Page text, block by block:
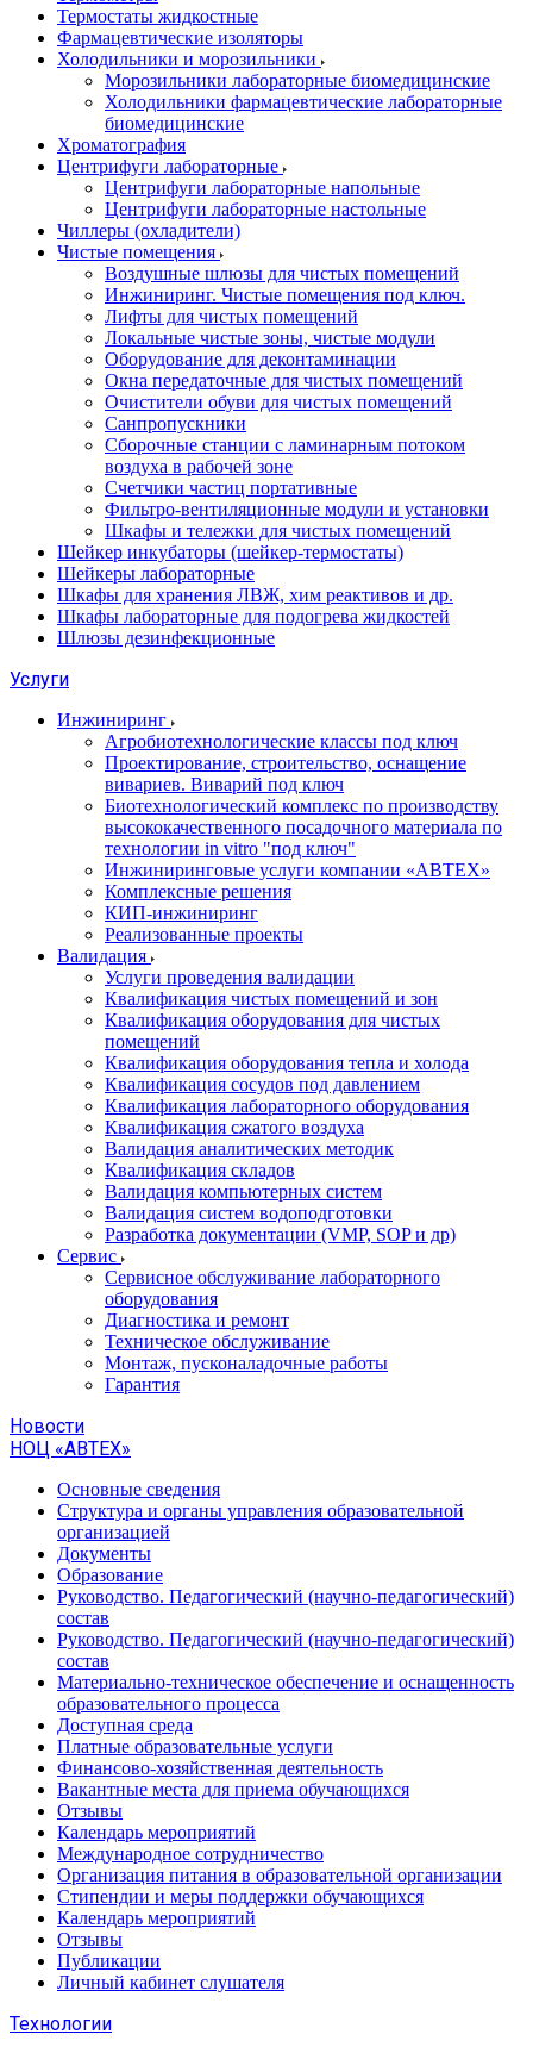
Термостаты жидкостные
Фармацевтические изоляторы
Холодильники и морозильники
Морозильники лабораторные биомедицинские
Холодильники фармацевтические лабораторные
биомедицинские
Хроматография
Центрифуги лабораторные
Центрифуги лабораторные напольные
Центрифуги лабораторные настольные
Чиллеры (охладители)
Чистые помещения
Воздушные шлюзы для чистых помещений
Инжиниринг. Чистые помещения под ключ.
Лифты для чистых помещений
Локальные чистые зоны, чистые модули
Оборудование для деконтаминации
Окна передаточные для чистых помещений
Очистители обуви для чистых помещений
Санпропускники
Сборочные станции с ламинарным потоком
воздуха в рабочей зоне
Счетчики частиц портативные
Фильтро-вентиляционные модули и установки
Шкафы и тележки для чистых помещений
Шейкер инкубаторы (шейкер-термостаты)
Шейкеры лабораторные
Шкафы для хранения ЛВЖ, хим реактивов и др.
Шкафы лабораторные для подогрева жидкостей
Шлюзы дезинфекционные
Услуги
Инжиниринг
Агробиотехнологические классы под ключ
Проектирование, строительство, оснащение
вивариев. Виварий под ключ
Биотехнологический комплекс по производству
высококачественного посадочного материала по
технологии in vitro "под ключ"
Инжиниринговые услуги компании «АВТЕХ»
Комплексные решения
КИП-инжиниринг
Реализованные проекты
Валидация
Услуги проведения валидации
Квалификация чистых помещений и зон
Квалификация оборудования для чистых
помещений
Квалификация оборудования тепла и холода
Квалификация сосудов под давлением
Квалификация лабораторного оборудования
Квалификация сжатого воздуха
Валидация аналитических методик
Квалификация складов
Валидация компьютерных систем
Валидация систем водоподготовки
Разработка документации (VMP, SOP и др)
Cервис
Сервисное обслуживание лабораторного
оборудования
Диагностика и ремонт
Техническое обслуживание
Монтаж, пусконаладочные работы
Гарантия
Новости
НОЦ «АВТЕХ»
Основные сведения
Структура и органы управления образовательной
организацией
Документы
Образование
Руководство. Педагогический (научно-педагогический)
состав
Руководство. Педагогический (научно-педагогический)
состав
Материально-техническое обеспечение и оснащенность
образовательного процесса
Доступная среда
Платные образовательные услуги
Финансово-хозяйственная деятельность
Вакантные места для приема обучающихся
Отзывы
Календарь мероприятий
Международное сотрудничество
Организация питания в образовательной организации
Стипендии и меры поддержки обучающихся
Календарь мероприятий
Отзывы
Публикации
Личный кабинет слушателя
Технологии